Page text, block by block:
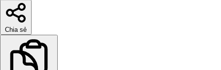
Chia sẻ